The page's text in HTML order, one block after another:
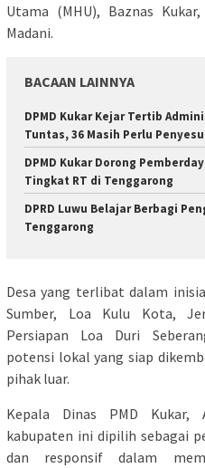
Utama (MHU), Baznas
Madani.
BACAAN LAINNYA
DPMD Kukar Kejar Tertib
Tuntas, 36 Masih Perlu
DPMD Kukar Dorong
Tingkat RT di Tenggarong
DPRD Luwu Belajar Berbagi
Tenggarong
Desa yang terlibat dalam
Sumber, Loa Kulu Kota,
Persiapan Loa Duri
potensi lokal yang siap
pihak luar.
Kepala Dinas PMD Kukar,
kabupaten ini dipilih sebagai
dan responsif dalam